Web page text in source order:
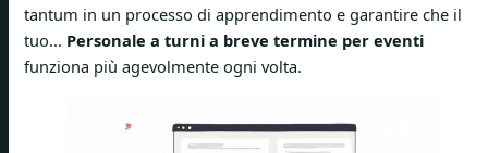
tantum in un processo di apprendimento e garantire che il
tuo... Personale a turni a breve termine per eventi
funziona più agevolmente ogni volta.